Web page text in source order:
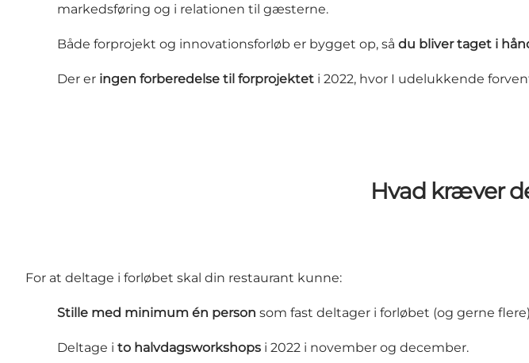
markedsføring og i relationen til gæsterne.
Både forprojekt og innovationsforløb er bygget op, så du bliver taget i
Der er ingen forberedelse til forprojektet i 2022, hvor I udelukkende
Hvad kræver
For at deltage i forløbet skal din restaurant kunne:
Stille med minimum én person som fast deltager i forløbet (og gerne
Deltage i to halvdagsworkshops i 2022 i november og december.